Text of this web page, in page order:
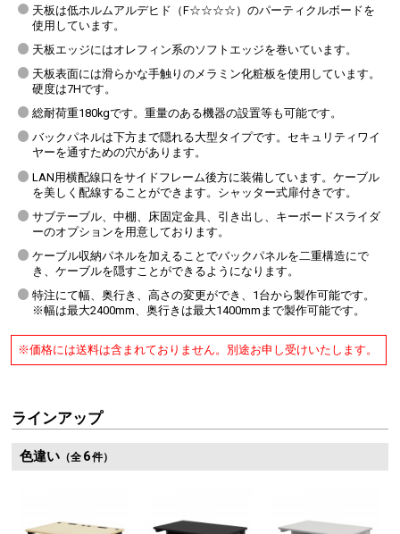
天板は低ホルムアルデヒド（F☆☆☆☆）のパーティクルボードを
使用しています。
天板エッジにはオレフィン系のソフトエッジを巻いています。
天板表面には滑らかな手触りのメラミン化粧板を使用しています。
硬度は7Hです。
総耐荷重180kgです。重量のある機器の設置等も可能です。
バックパネルは下方まで隠れる大型タイプです。セキュリティワイ
ヤーを通すための穴があります。
LAN用横配線口をサイドフレーム後方に装備しています。ケーブル
を美しく配線することができます。シャッター式扉付きです。
サブテーブル、中棚、床固定金具、引き出し、キーボードスライダ
ーのオプションを用意しております。
ケーブル収納パネルを加えることでバックパネルを二重構造にで
き、ケーブルを隠すことができるようになります。
特注にて幅、奥行き、高さの変更ができ、1台から製作可能です。
※幅は最大2400mm、奥行きは最大1400mmまで製作可能です。
※価格には送料は含まれておりません。別途お申し受けいたします。
ラインアップ
色違い（全 6件）